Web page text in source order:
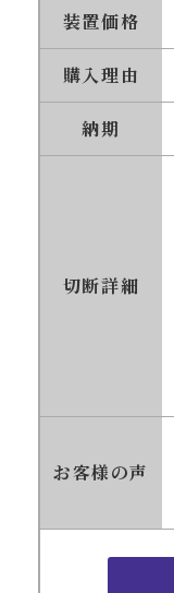
装置価格
購入理由
納期
切断詳細
お客様の声